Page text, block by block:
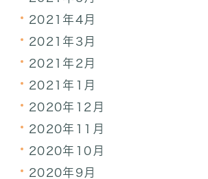
2021年4月
2021年3月
2021年2月
2021年1月
2020年12月
2020年11月
2020年10月
2020年9月